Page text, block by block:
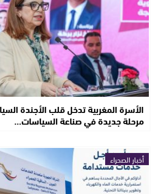
الأسرة المغربية تدخل قلب الأجندة
مرحلة جديدة في صناعة السياسات…
أخبار الصحراء